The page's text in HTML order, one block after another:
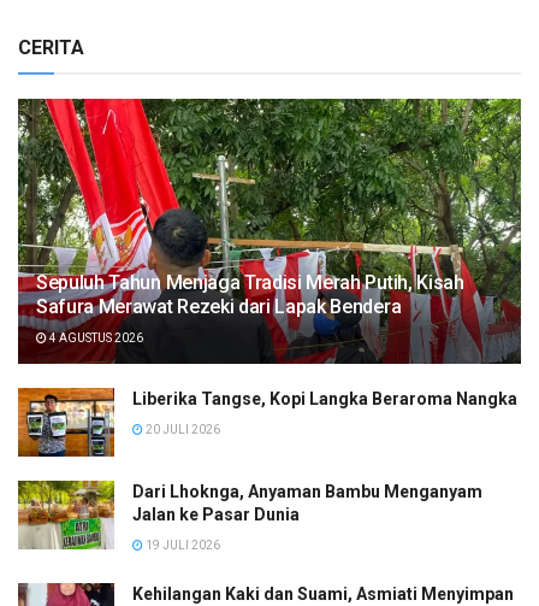
CERITA
Sepuluh Tahun Menjaga Tradisi Merah Putih, Kisah
Safura Merawat Rezeki dari Lapak Bendera
4 AGUSTUS 2026
Liberika Tangse, Kopi Langka Beraroma Nangka
20 JULI 2026
Dari Lhoknga, Anyaman Bambu Menganyam
Jalan ke Pasar Dunia
19 JULI 2026
Kehilangan Kaki dan Suami, Asmiati Menyimpan